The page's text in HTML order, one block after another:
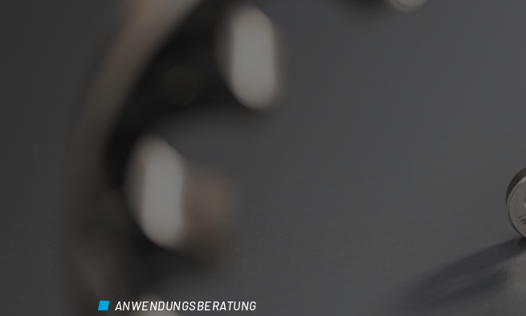
ANWENDUNGSBERATUNG